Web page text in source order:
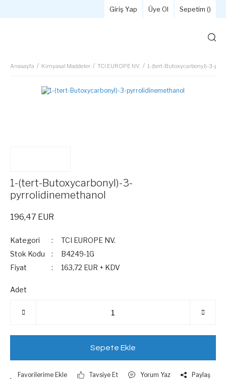
Giriş Yap Üye Ol Sepetim ()
Anasayfa Kimyasal Maddeler TCI EUROPE NV. 1-(tert-Butoxycarbonyl)-3-
1-(tert-Butoxycarbonyl)-3-
pyrrolidinemethanol
196,47 EUR
Kategori
TCI EUROPE NV.
Stok Kodu
B4249-1G
Fiyat
163,72 EUR + KDV
Adet
Sepete Ekle
Tavsiye Et Yorum Yaz Paylaş